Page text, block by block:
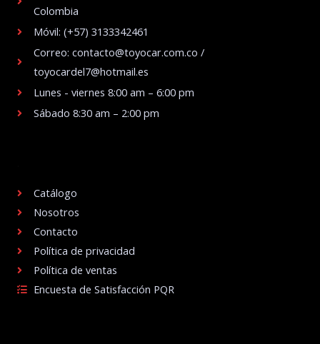
Colombia
Móvil: (+57) 3133342461
Correo: contacto@toyocar.com.co /
toyocardel7@hotmail.es
Lunes - viernes 8:00 am – 6:00 pm
Sábado 8:30 am – 2:00 pm
Catálogo
Nosotros
Contacto
Política de privacidad
Política de ventas
Encuesta de Satisfacción PQR